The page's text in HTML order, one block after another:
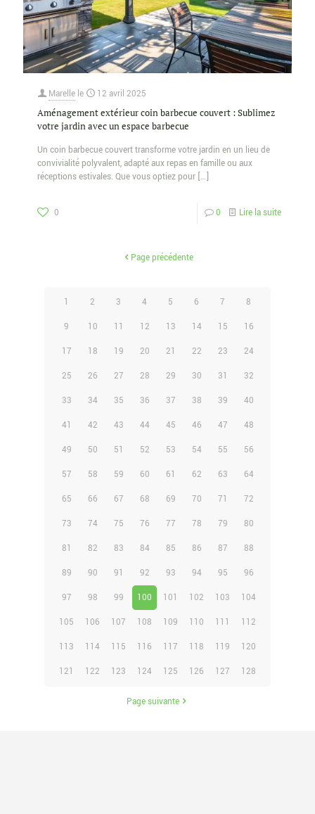
Marelle le 12 avril 2025
Aménagement extérieur coin barbecue couvert : Sublimez
votre jardin avec un espace barbecue
Un coin barbecue couvert transforme votre jardin en un lieu de
convivialité polyvalent, adapté aux repas en famille ou aux
réceptions estivales. Que vous optiez pour […]
0 0 Lire la suite
Page précédente
1 2 3 4 5 6 7 8
9 10 11 12 13 14 15 16
17 18 19 20 21 22 23 24
25 26 27 28 29 30 31 32
33 34 35 36 37 38 39 40
41 42 43 44 45 46 47 48
49 50 51 52 53 54 55 56
57 58 59 60 61 62 63 64
65 66 67 68 69 70 71 72
73 74 75 76 77 78 79 80
81 82 83 84 85 86 87 88
89 90 91 92 93 94 95 96
97 98 99 100 101 102 103 104
105 106 107 108 109 110 111 112
113 114 115 116 117 118 119 120
121 122 123 124 125 126 127 128
Page suivante